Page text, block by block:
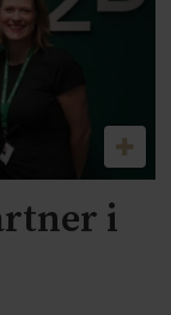
i